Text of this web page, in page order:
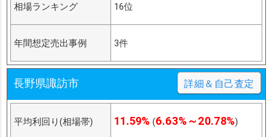
相場ランキング 16位
年間想定売出事例 3件
長野県諏訪市 詳細＆自己査定
平均利回り(相場帯) 11.59% (6.63%～20.78%)